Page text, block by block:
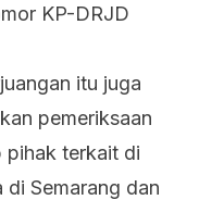
KP-DRJD
itu juga
pemeriksaan
pihak terkait di
di Semarang dan